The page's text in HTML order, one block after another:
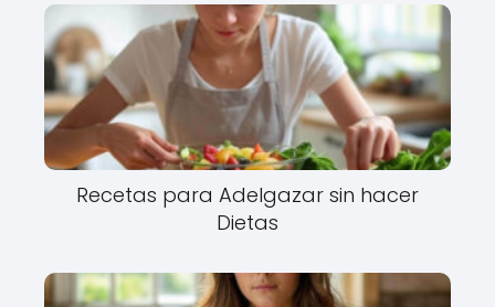
Recetas para Adelgazar sin hacer
Dietas